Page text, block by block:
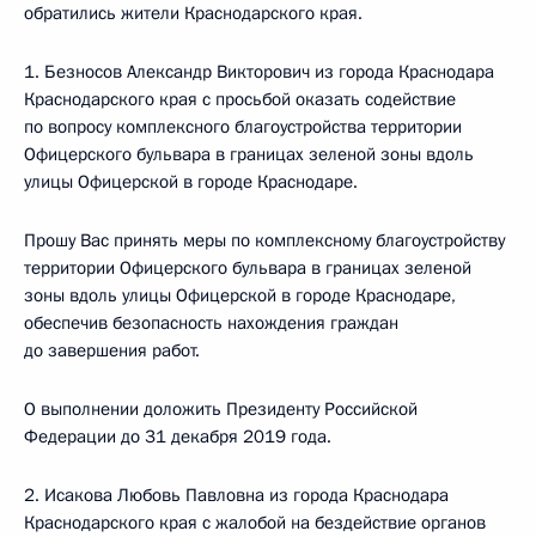
обратились жители Краснодарского края.
1. Безносов Александр Викторович из города Краснодара
Краснодарского края с просьбой оказать содействие
по вопросу комплексного благоустройства территории
Офицерского бульвара в границах зеленой зоны вдоль
улицы Офицерской в городе Краснодаре.
Прошу Вас принять меры по комплексному благоустройству
территории Офицерского бульвара в границах зеленой
зоны вдоль улицы Офицерской в городе Краснодаре,
обеспечив безопасность нахождения граждан
до завершения работ.
О выполнении доложить Президенту Российской
Федерации до 31 декабря 2019 года.
2. Исакова Любовь Павловна из города Краснодара
Краснодарского края с жалобой на бездействие органов